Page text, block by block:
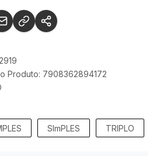
Produto: 7908362894172
SImPLES TRIPLO